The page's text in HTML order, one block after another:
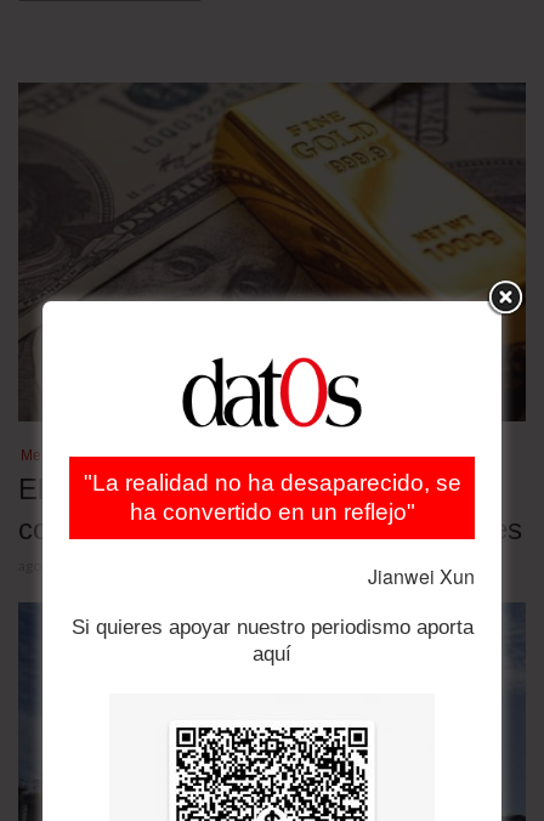
Mercados
El oro une su destino a la Fed y
consolida un suelo en los 4.000 dólares
"La realidad no ha desaparecido, se
ha convertido en un reflejo"
Jianwei Xun
Si quieres apoyar nuestro periodismo aporta
aquí